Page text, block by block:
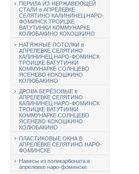
ПЕРИЛА ИЗ НЕРЖАВЕЮЩЕЙ
СТАЛИ в АПРЕЛЕВКЕ
СЕЛЯТИНО КАЛИНИНЕЦ НАРО-
ФОМИНСК ТРОИЦКЕ
ВАТУТИНКИ КОММУНАРКЕ
КОЛЮБАКИНО КОКОШКИНО
НАТЯЖНЫЕ ПОТОЛКИ в
АПРЕЛЕВКЕ СЕЛЯТИНО
КАЛИНИНЕЦ НАРО-ФОМИНСК
ТРОИЦКЕ ВАТУТИНКИ
КОММУНАРКЕ СОЛНЦЕВО
ЯСЕНЕВО КОКОШКИНО
КОЛЮБАКИНО
ДРОВА БЕРЁЗОВЫЕ в
АПРЕЛЕВКЕ СЕЛЯТИНО
КАЛИНИНЕЦ НАРО-ФОМИНСК
ТРОИЦКЕ ВАТУТИНКИ
КОММУНАРКЕ СОЛНЦЕВО
ЯСЕНЕВО КОКОШКИНО
КОЛЮБАКИНО
ПЛАСТИКОВЫЕ ОКНА В
АПРЕЛЕВКЕ СЕЛЯТИНО НАРО-
ФОМИНСКЕ
Навесы из поликарбоната в
апрелевке наро-фоминске